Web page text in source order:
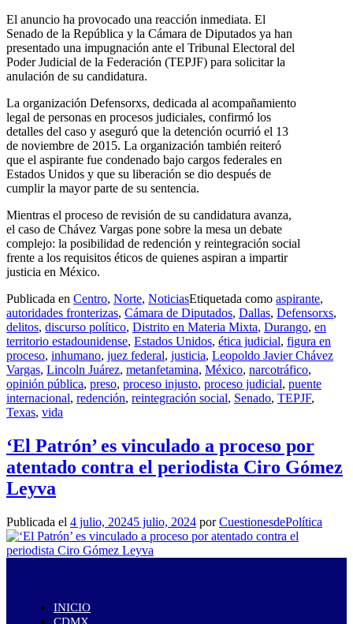
El anuncio ha provocado una reacción inmediata. El
Senado de la República y la Cámara de Diputados ya han
presentado una impugnación ante el Tribunal Electoral del
Poder Judicial de la Federación (TEPJF) para solicitar la
anulación de su candidatura.
La organización Defensorxs, dedicada al acompañamiento
legal de personas en procesos judiciales, confirmó los
detalles del caso y aseguró que la detención ocurrió el 13
de noviembre de 2015. La organización también reiteró
que el aspirante fue condenado bajo cargos federales en
Estados Unidos y que su liberación se dio después de
cumplir la mayor parte de su sentencia.
Mientras el proceso de revisión de su candidatura avanza,
el caso de Chávez Vargas pone sobre la mesa un debate
complejo: la posibilidad de redención y reintegración social
frente a los requisitos éticos de quienes aspiran a impartir
justicia en México.
Publicada en Centro, Norte, NoticiasEtiquetada como aspirante,
autoridades fronterizas, Cámara de Diputados, Dallas, Defensorxs,
delitos, discurso político, Distrito en Materia Mixta, Durango, en
territorio estadounidense, Estados Unidos, ética judicial, figura en
proceso, inhumano, juez federal, justicia, Leopoldo Javier Chávez
Vargas, Lincoln Juárez, metanfetamina, México, narcotráfico,
opinión pública, preso, proceso injusto, proceso judicial, puente
internacional, redención, reintegración social, Senado, TEPJF,
Texas, vida
‘El Patrón’ es vinculado a proceso por
atentado contra el periodista Ciro Gómez
Leyva
Publicada el 4 julio, 20245 julio, 2024 porCuestionesdePolítica
INICIO
CDMX